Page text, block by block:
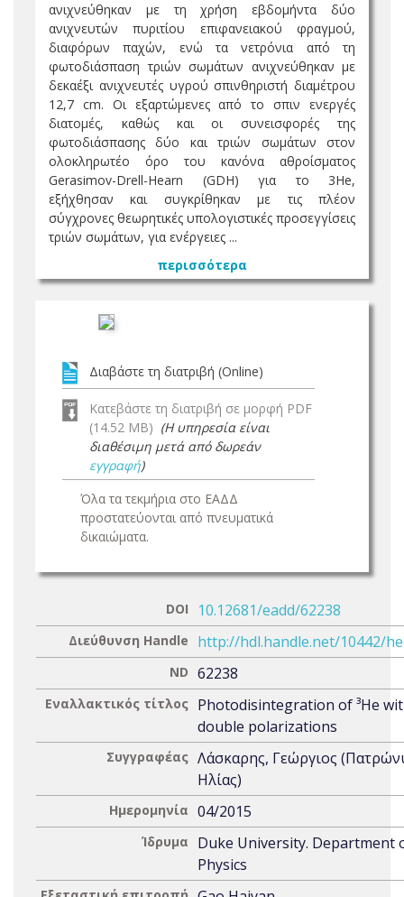
ανιχνεύθηκαν με τη χρήση εβδομήντα δύο
ανιχνευτών πυριτίου επιφανειακού φραγμού,
διαφόρων παχών, ενώ τα νετρόνια από τη
φωτοδιάσπαση τριών σωμάτων ανιχνεύθηκαν με
δεκαέξι ανιχνευτές υγρού σπινθηριστή διαμέτρου
12,7 cm. Οι εξαρτώμενες από το σπιν ενεργές
διατομές, καθώς και οι συνεισφορές της
φωτοδιάσπασης δύο και τριών σωμάτων στον
ολοκληρωτέο όρο του κανόνα αθροίσματος
Gerasimov-Drell-Hearn (GDH) για το 3He,
εξήχθησαν και συγκρίθηκαν με τις πλέον
σύγχρονες θεωρητικές υπολογιστικές προσεγγίσεις
τριών σωμάτων, για ενέργειες ...
περισσότερα
Διαβάστε τη διατριβή (Online)
Κατεβάστε τη διατριβή σε μορφή PDF
(14.52 MB) (Η υπηρεσία είναι
διαθέσιμη μετά από δωρεάν
εγγραφή)
Όλα τα τεκμήρια στο ΕΑΔΔ
προστατεύονται από πνευματικά
δικαιώματα.
DOI 10.12681/eadd/62238
Διεύθυνση Handle http://hdl.handle.net/10442/
ND 62238
Εναλλακτικός τίτλος Photodisintegration of ³He
double polarizations
Συγγραφέας Λάσκαρης, Γεώργιος
Ηλίας)
Ημερομηνία 04/2015
Ίδρυμα
Duke University. Department
Physics